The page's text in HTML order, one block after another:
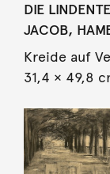
DIE
JACOB,
Kreide auf
31,4 × 49,8